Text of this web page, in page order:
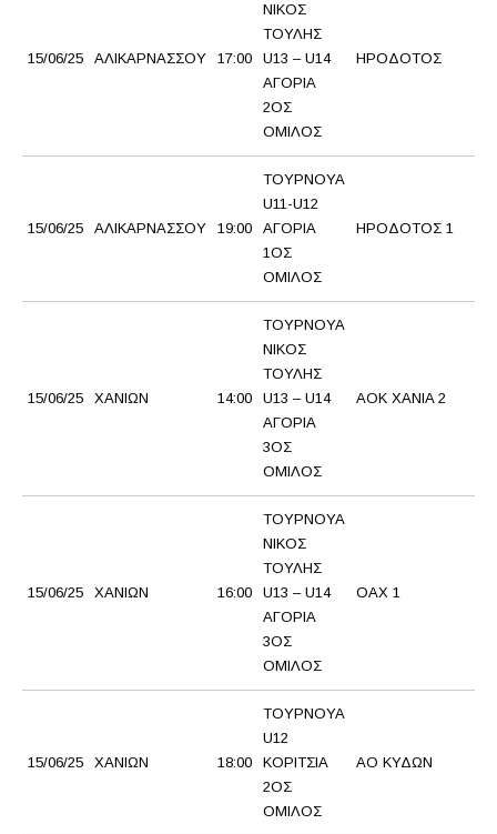
15/06/25 ΑΛΙΚΑΡΝΑΣΣΟΥ 17:00
ΝΙΚΟΣ
ΤΟΥΛΗΣ
U13 – U14
ΑΓΟΡΙΑ
2ΟΣ
ΟΜΙΛΟΣ
ΗΡΟΔΟΤΟΣ
15/06/25 ΑΛΙΚΑΡΝΑΣΣΟΥ 19:00
ΤΟΥΡΝΟΥΑ
U11-U12
ΑΓΟΡΙΑ
1ΟΣ
ΟΜΙΛΟΣ
ΗΡΟΔΟΤΟΣ 1
15/06/25 ΧΑΝΙΩΝ 14:00
ΤΟΥΡΝΟΥΑ
ΝΙΚΟΣ
ΤΟΥΛΗΣ
U13 – U14
ΑΓΟΡΙΑ
3ΟΣ
ΟΜΙΛΟΣ
ΑΟΚ ΧΑΝIA 2
15/06/25 ΧΑΝΙΩΝ 16:00
ΤΟΥΡΝΟΥΑ
ΝΙΚΟΣ
ΤΟΥΛΗΣ
U13 – U14
ΑΓΟΡΙΑ
3ΟΣ
ΟΜΙΛΟΣ
ΟΑΧ 1
15/06/25 ΧΑΝΙΩΝ 18:00
ΤΟΥΡΝΟΥΑ
U12
ΚΟΡΙΤΣΙΑ
2ΟΣ
ΟΜΙΛΟΣ
ΑΟ ΚΥΔΩΝ